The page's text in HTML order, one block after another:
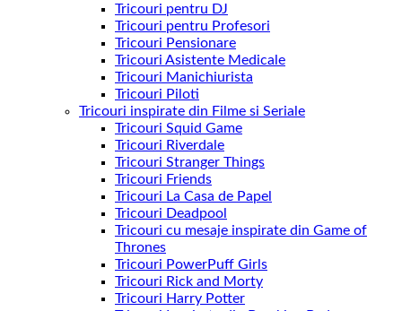
Tricouri pentru DJ
Tricouri pentru Profesori
Tricouri Pensionare
Tricouri Asistente Medicale
Tricouri Manichiurista
Tricouri Piloti
Tricouri inspirate din Filme si Seriale
Tricouri Squid Game
Tricouri Riverdale
Tricouri Stranger Things
Tricouri Friends
Tricouri La Casa de Papel
Tricouri Deadpool
Tricouri cu mesaje inspirate din Game of
Thrones
Tricouri PowerPuff Girls
Tricouri Rick and Morty
Tricouri Harry Potter